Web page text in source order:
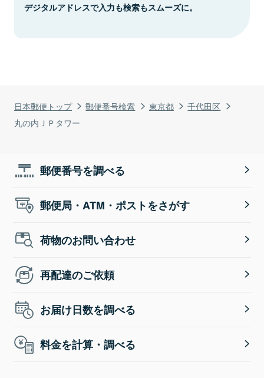
日本郵便トップ 郵便番号検索 東京都
千代田区
丸の内ＪＰタワー
デジタルアドレスで入力も検索もスムーズに。
郵便番号を調べる
郵便局・ATM・ポストをさがす
荷物のお問い合わせ
再配達のご依頼
お届け日数を調べる
料金を計算・調べる